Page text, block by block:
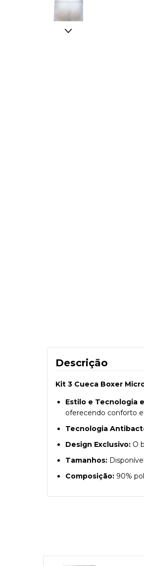
Descrição
Kit 3 Cueca Boxer
Estilo e Tecnologia
oferecendo conforto e
Tecnologia
Design Exclusivo: O
Tamanhos:
Composição: 90%